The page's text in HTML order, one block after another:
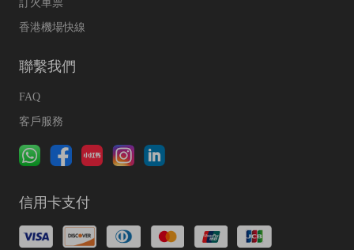
訂火車票
香港機場快線
聯繫我們
FAQ
客戶服務
信用卡支付